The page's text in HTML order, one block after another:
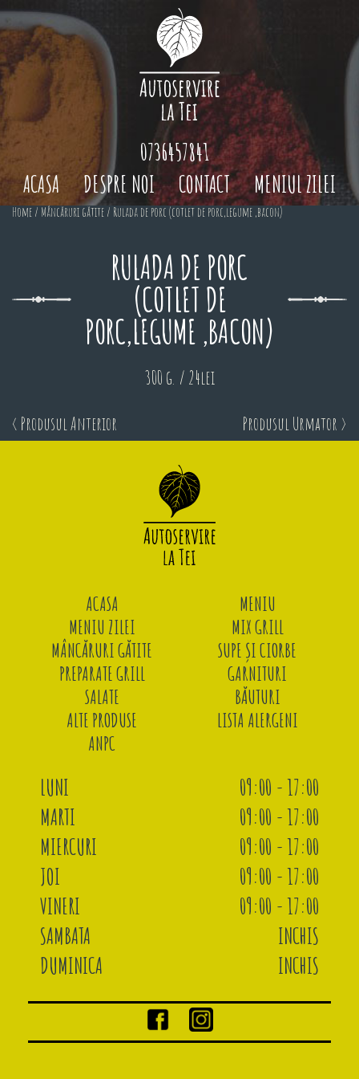
ACASA DESPRE NOI CONTACT MENIUL ZILEI
0736457841
Home / Mâncăruri gătite / Rulada de porc (cotlet de porc,legume ,bacon)
RULADA DE PORC
(COTLET DE
PORC,LEGUME ,BACON)
300 g. / 24lei
< Produsul Anterior Produsul Urmator >
ACASA
MENIU
MENIU ZILEI
MIX GRILL
MÂNCĂRURI GĂTITE
SUPE ȘI CIORBE
PREPARATE GRILL
GARNITURI
SALATE
BĂUTURI
ALTE PRODUSE
LISTA ALERGENI
ANPC
LUNI
09:00 - 17:00
MARTI
09:00 - 17:00
MIERCURI
09:00 - 17:00
JOI
09:00 - 17:00
VINERI
09:00 - 17:00
SAMBATA
INCHIS
DUMINICA
INCHIS